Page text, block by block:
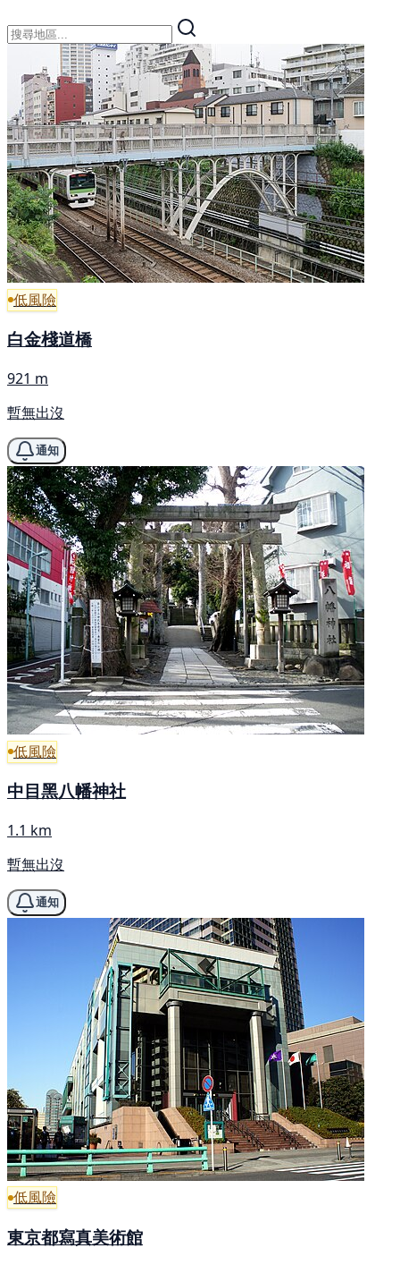
低風險
白金棧道橋
921 m
暫無出沒
通知
低風險
中目黑八幡神社
1.1 km
暫無出沒
通知
低風險
東京都寫真美術館